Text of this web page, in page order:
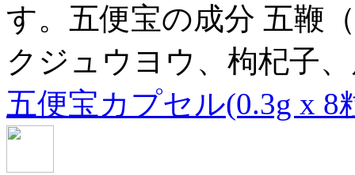
す。五便宝の成分 五鞭
クジュウヨウ、枸杞子
五便宝カプセル(0.3g x 8